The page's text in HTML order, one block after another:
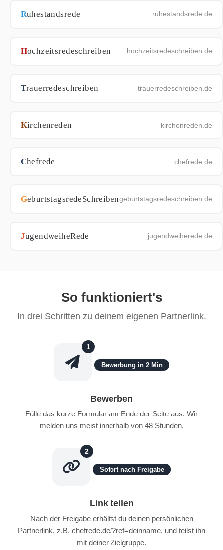
Ruhestandsrede ruhestandsrede.de
Hochzeitsredeschreiben hochzeitsredeschreiben.de
Trauerredeschreiben trauerredeschreiben.de
Kirchenreden kirchenreden.de
Chefrede chefrede.de
GeburtstagsredeSchreibengeburtstagsredeschreiben.de
JugendweiheRede jugendweiherede.de
So funktioniert's
In drei Schritten zu deinem eigenen Partnerlink.
1
Bewerbung in 2 Min
Bewerben
Fülle das kurze Formular am Ende der Seite aus. Wir
melden uns meist innerhalb von 48 Stunden.
2
Sofort nach Freigabe
Link teilen
Nach der Freigabe erhältst du deinen persönlichen
Partnerlink, z.B. chefrede.de/?ref=deinname, und teilst ihn
mit deiner Zielgruppe.